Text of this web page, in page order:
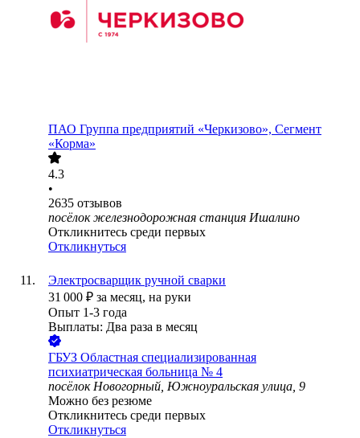
ПАО Группа предприятий «Черкизово», Сегмент
«Корма»
4.3
•
2635 отзывов
посёлок железнодорожная станция Ишалино
Откликнитесь среди первых
Откликнуться
Электросварщик ручной сварки
31 000 ₽ за месяц, на руки
Опыт 1-3 года
Выплаты: Два раза в месяц
ГБУЗ Областная специализированная
психиатрическая больница № 4
посёлок Новогорный, Южноуральская улица, 9
Можно без резюме
Откликнитесь среди первых
Откликнуться